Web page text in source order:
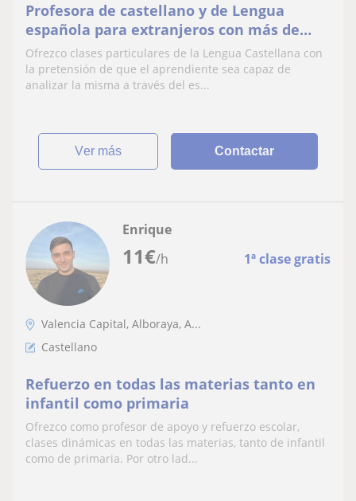
Profesora de castellano y de Lengua
española para extranjeros con más de
cinco años de experiencia.
Ofrezco clases particulares de la Lengua Castellana con
la pretensión de que el aprendiente sea capaz de
analizar la misma a través del es...
ver más Contactar
11€/h 1ª clase gratis
Enrique
Valencia Capital, Alboraya, A...
Castellano
Refuerzo en todas las materias tanto en
infantil como primaria
Ofrezco como profesor de apoyo y refuerzo escolar,
clases dinámicas en todas las materias, tanto de infantil
como de primaria. Por otro lad...